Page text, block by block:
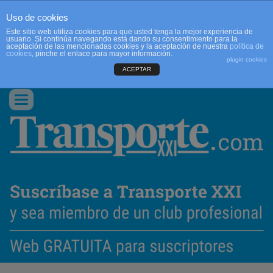
CONTACTO
Conmutar
navegación
Uso de cookies
Este sitio web utiliza cookies para que usted tenga la mejor experiencia de
usuario. Si continúa navegando está dando su consentimiento para la
aceptación de las mencionadas cookies y la aceptación de nuestra política de
cookies, pinche el enlace para mayor información.
plugin cookies
ACEPTAR